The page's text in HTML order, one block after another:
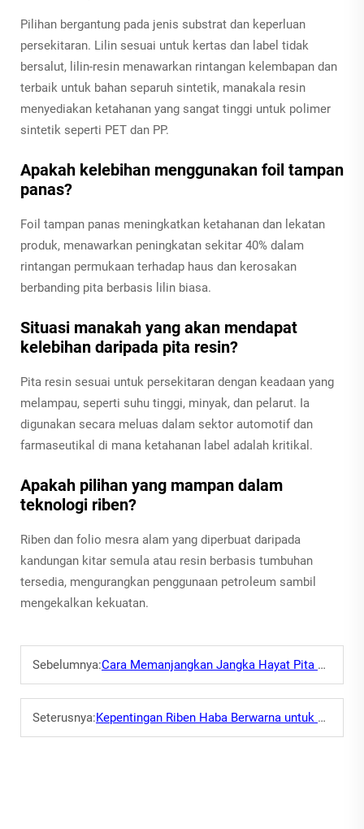
Pilihan bergantung pada jenis substrat dan keperluan
persekitaran. Lilin sesuai untuk kertas dan label tidak
bersalut, lilin-resin menawarkan rintangan kelembapan dan
terbaik untuk bahan separuh sintetik, manakala resin
menyediakan ketahanan yang sangat tinggi untuk polimer
sintetik seperti PET dan PP.
Apakah kelebihan menggunakan foil tampan
panas?
Foil tampan panas meningkatkan ketahanan dan lekatan
produk, menawarkan peningkatan sekitar 40% dalam
rintangan permukaan terhadap haus dan kerosakan
berbanding pita berbasis lilin biasa.
Situasi manakah yang akan mendapat
kelebihan daripada pita resin?
Pita resin sesuai untuk persekitaran dengan keadaan yang
melampau, seperti suhu tinggi, minyak, dan pelarut. Ia
digunakan secara meluas dalam sektor automotif dan
farmaseutikal di mana ketahanan label adalah kritikal.
Apakah pilihan yang mampan dalam
teknologi riben?
Riben dan folio mesra alam yang diperbuat daripada
kandungan kitar semula atau resin berbasis tumbuhan
tersedia, mengurangkan penggunaan petroleum sambil
mengekalkan kekuatan.
Sebelumnya:Cara Memanjangkan Jangka Hayat Pita Pemindahan Termal
Seterusnya:Kepentingan Riben Haba Berwarna untuk Label Berjenama